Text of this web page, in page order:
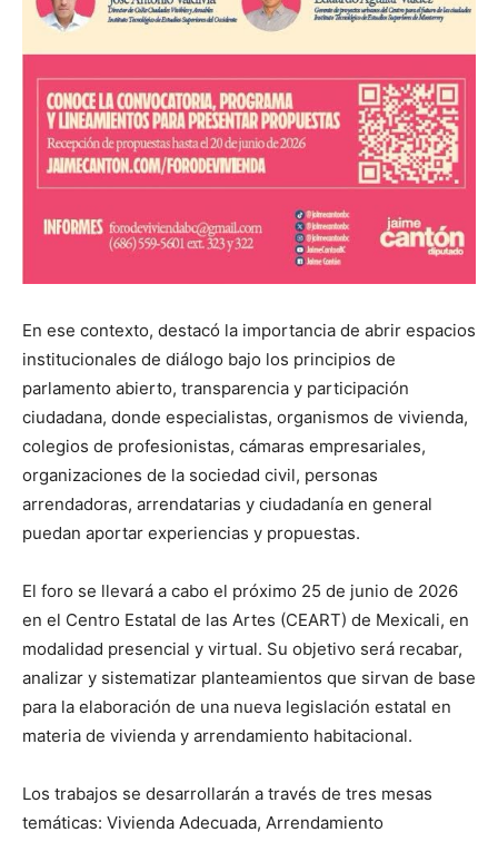
En ese contexto, destacó la importancia de abrir espacios
institucionales de diálogo bajo los principios de
parlamento abierto, transparencia y participación
ciudadana, donde especialistas, organismos de vivienda,
colegios de profesionistas, cámaras empresariales,
organizaciones de la sociedad civil, personas
arrendadoras, arrendatarias y ciudadanía en general
puedan aportar experiencias y propuestas.
El foro se llevará a cabo el próximo 25 de junio de 2026
en el Centro Estatal de las Artes (CEART) de Mexicali, en
modalidad presencial y virtual. Su objetivo será recabar,
analizar y sistematizar planteamientos que sirvan de base
para la elaboración de una nueva legislación estatal en
materia de vivienda y arrendamiento habitacional.
Los trabajos se desarrollarán a través de tres mesas
temáticas: Vivienda Adecuada, Arrendamiento